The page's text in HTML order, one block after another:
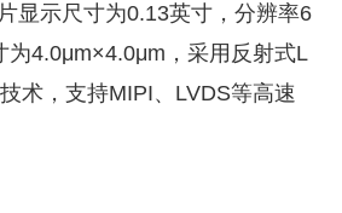
显示尺寸为0.13英寸，分辨率6
为4.0μm×4.0μm，采用反射式L
术，支持MIPI、LVDS等高速